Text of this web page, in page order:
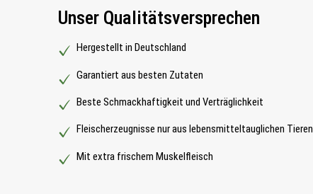
Unser Qualitätsversprechen
Hergestellt in Deutschland
Garantiert aus besten Zutaten
Beste Schmackhaftigkeit und Verträglichkeit
Fleischerzeugnisse nur aus lebensmitteltauglichen Tieren
Mit extra frischem Muskelfleisch